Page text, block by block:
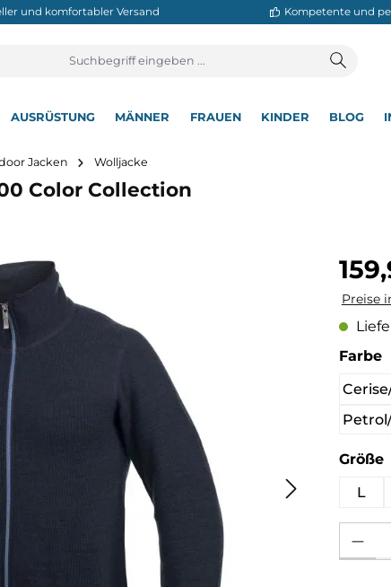
Schneller und komfortabler Versand
Outdoor Jacken Wolljacke
Preise
Farbe
Größe
L